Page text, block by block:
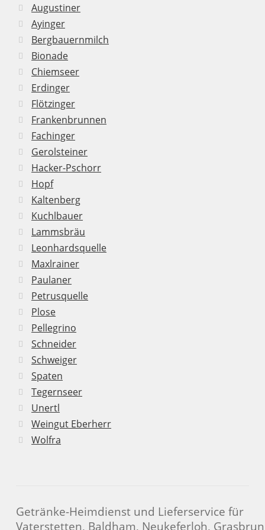
Augustiner
Ayinger
Bergbauernmilch
Bionade
Chiemseer
Erdinger
Flötzinger
Frankenbrunnen
Fachinger
Gerolsteiner
Hacker-Pschorr
Hopf
Kaltenberg
Kuchlbauer
Lammsbräu
Leonhardsquelle
Maxlrainer
Paulaner
Petrusquelle
Plose
Pellegrino
Schneider
Schweiger
Spaten
Tegernseer
Unertl
Weingut Eberherr
Wolfra
Getränke-Heimdienst und Lieferservice für
Vaterstetten, Baldham, Neukeferloh,